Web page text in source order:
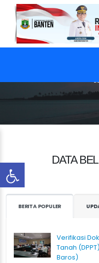
DATA
BERITA POPULER
Verifikasi
Tanah
Baros)